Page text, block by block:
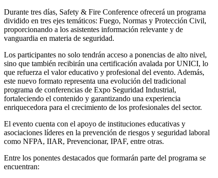
Durante tres días, Safety & Fire Conference ofrecerá un programa
dividido en tres ejes temáticos: Fuego, Normas y Protección Civil,
proporcionando a los asistentes información relevante y de
vanguardia en materia de seguridad.
Los participantes no solo tendrán acceso a ponencias de alto nivel,
sino que también recibirán una certificación avalada por UNICI, lo
que refuerza el valor educativo y profesional del evento. Además,
este nuevo formato representa una evolución del tradicional
programa de conferencias de Expo Seguridad Industrial,
fortaleciendo el contenido y garantizando una experiencia
enriquecedora para el crecimiento de los profesionales del sector.
El evento cuenta con el apoyo de instituciones educativas y
asociaciones líderes en la prevención de riesgos y seguridad laboral
como NFPA, IIAR, Prevencionar, IPAF, entre otras.
Entre los ponentes destacados que formarán parte del programa se
encuentran: